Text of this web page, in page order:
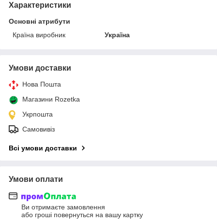
Характеристики
Основні атрибути
Країна виробник
Україна
Умови доставки
Нова Пошта
Магазини Rozetka
Укрпошта
Самовивіз
Всі умови доставки
Умови оплати
Ви отримаєте замовлення
або гроші повернуться на вашу картку